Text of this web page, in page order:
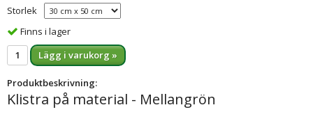
Storlek
Finns i lager
Lägg i varukorg »
Produktbeskrivning:
Klistra på material - Mellangrön